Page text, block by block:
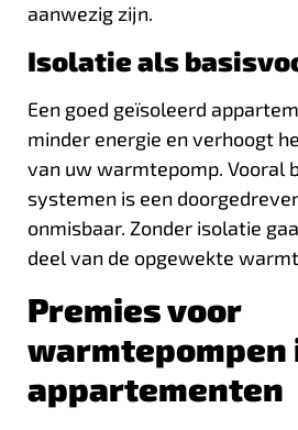
aanwezig zijn.
Isolatie als
Een goed geïsoleerd
minder energie en verhoogt
van uw warmtepomp. Vooral
systemen is een
onmisbaar. Zonder isolatie
deel van de opgewekte
Premies voor
warmtepompen
appartementen